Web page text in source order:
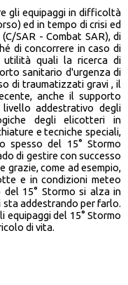
gli equipaggi in difficoltà
ed in tempo di crisi ed
SAR - Combat SAR), di
di concorrere in caso di
utilità quali la ricerca di
sanitario d'urgenza di
di traumatizzati gravi , il
anche il supporto
addestrativo degli
degli elicotteri in
e tecniche speciali,
spesso del 15° Stormo
di gestire con successo
grazie, come ad esempio,
e in condizioni meteo
15° Stormo si alza in
sta addestrando per farlo.
del 15° Stormo
di vita.